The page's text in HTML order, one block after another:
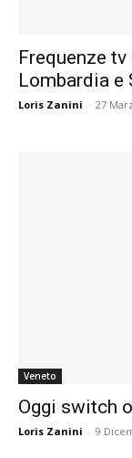
Frequenze
Lombardia e
Loris Zanini - 27
Veneto
Oggi switch
Loris Zanini - 9